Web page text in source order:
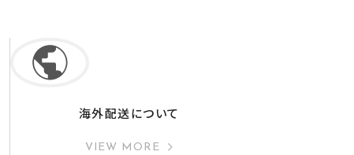
海外配送について
VIEW MORE